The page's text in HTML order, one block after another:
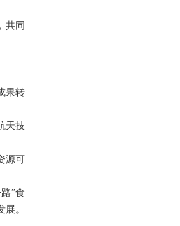
共同
果转
天技
源可
”食
。